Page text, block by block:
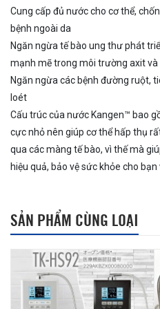
Cung cấp đủ nước cho cơ thể,
bệnh ngoài da
Ngăn ngừa tế bào ung thư phát
mạnh mẽ trong môi trường axit và
Ngăn ngừa các bệnh đường ruột,
loét
Cấu trúc của nước Kangen™ bao
cực nhỏ nên giúp cơ thể hấp thụ
qua các màng tế bào, vì thế mà
hiệu quả, bảo vệ sức khỏe cho bạn
SẢN PHẨM CÙNG LOẠI